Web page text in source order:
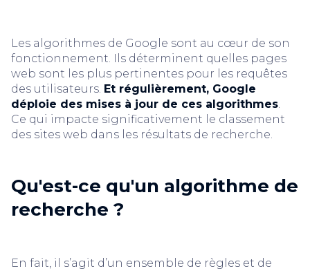
Les algorithmes de Google sont au cœur de son
fonctionnement. Ils déterminent quelles pages
web sont les plus pertinentes pour les requêtes
des utilisateurs. Et régulièrement, Google
déploie des mises à jour de ces algorithmes.
Ce qui impacte significativement le classement
des sites web dans les résultats de recherche.
Qu'est-ce qu'un algorithme de
recherche ?
En fait, il s’agit d’un ensemble de règles et de